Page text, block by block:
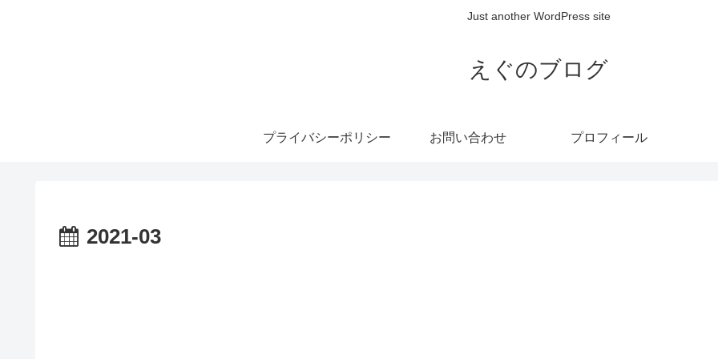
Just another WordPress site
えぐのブログ
プライバシーポリシー お問い合わせ プロフィール
2021-03